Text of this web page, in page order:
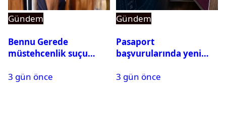
Gündem
Bennu Gerede
müstehcenlik suçu
alındı
3 gün önce
Gündem
Pasaport
başvurularında yeni
3 gün önce